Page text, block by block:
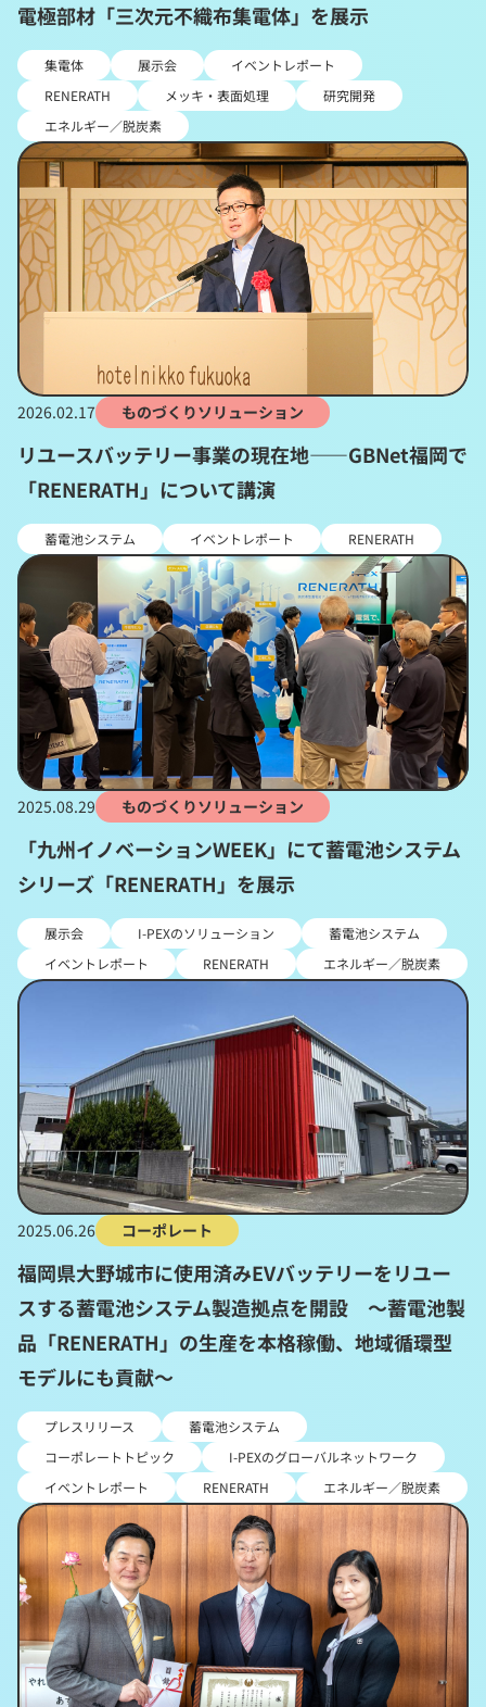
電極部材「三次元不織布集電体」を展示
集電体 展示会
イベントレポート
RENERATH
メッキ・表面処理
研究開発
エネルギー／脱炭素
2026.02.17 ものづくりソリューション
リユースバッテリー事業の現在地――GBNet福岡で
「RENERATH」について講演
蓄電池システム イベントレポート RENERATH
2025.08.29 ものづくりソリューション
「九州イノベーションWEEK」にて蓄電池システム
シリーズ「RENERATH」を展示
展示会 I-PEXのソリューション
蓄電池システム
イベントレポート
RENERATH エネルギー／脱炭素
2025.06.26 コーポレート
福岡県大野城市に使用済みEVバッテリーをリユー
スする蓄電池システム製造拠点を開設 ～蓄電池製
品「RENERATH」の生産を本格稼働、地域循環型
モデルにも貢献～
プレスリリース
蓄電池システム
コーポレートトピック
I-PEXのグローバルネットワーク
イベントレポート
RENERATH エネルギー／脱炭素